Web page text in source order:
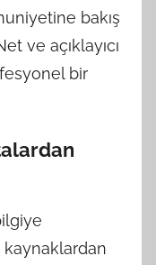
bakış
ve açıklayıcı
bir
kaynaklardan